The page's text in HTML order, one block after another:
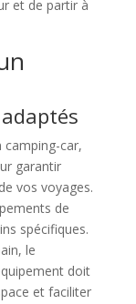
et de partir à
camping-car,
garantir
vos voyages.
de
spécifiques.
le
doit
et faciliter